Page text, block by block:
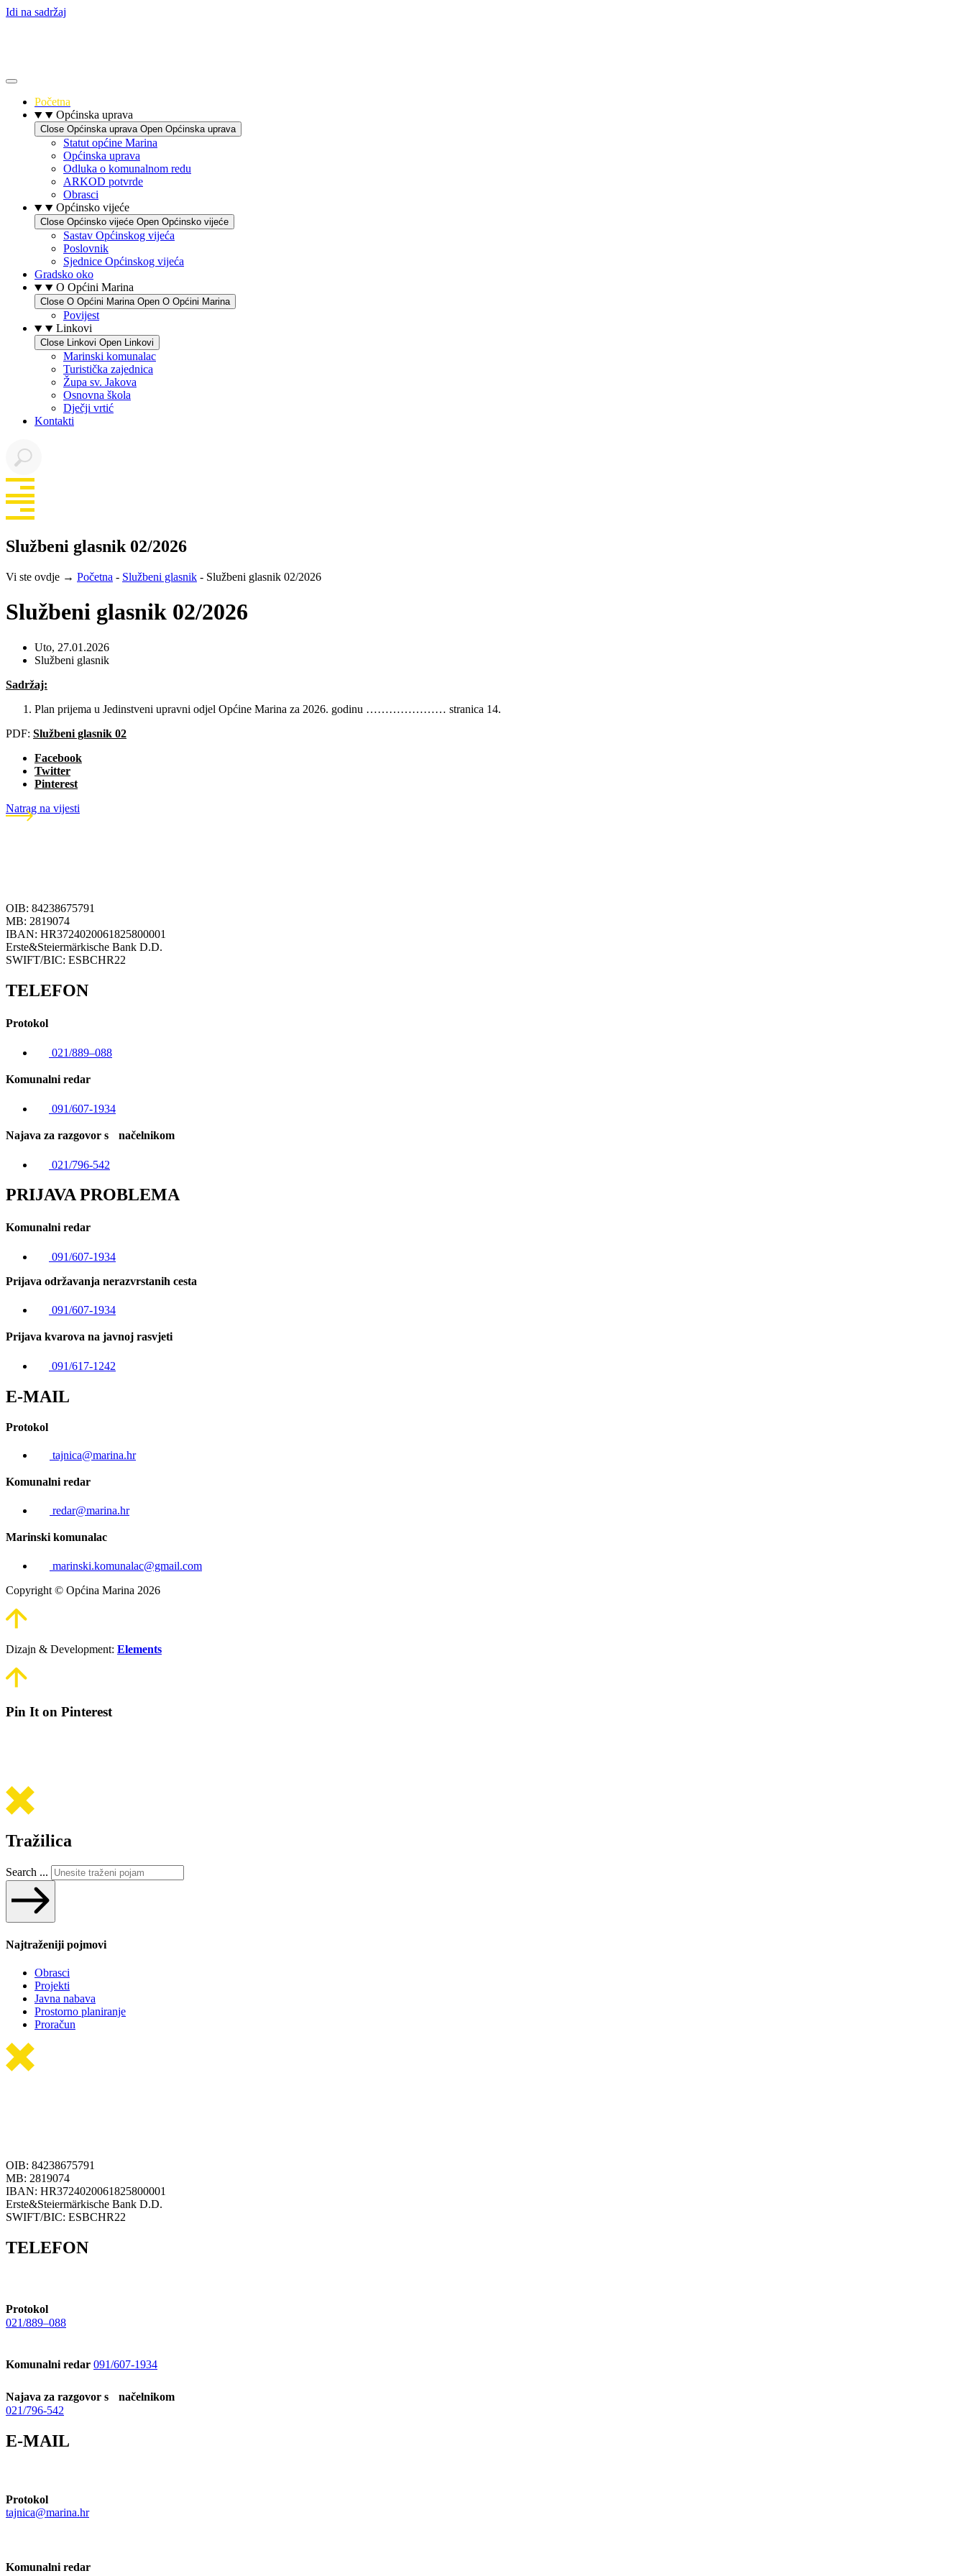
Idi na sadržaj
Početna
Općinska uprava
Close Općinska uprava Open Općinska uprava
Statut općine Marina
Općinska uprava
Odluka o komunalnom redu
ARKOD potvrde
Obrasci
Općinsko vijeće
Close Općinsko vijeće Open Općinsko vijeće
Sastav Općinskog vijeća
Poslovnik
Sjednice Općinskog vijeća
Gradsko oko
O Općini Marina
Close O Općini Marina Open O Općini Marina
Povijest
Linkovi
Close Linkovi Open Linkovi
Marinski komunalac
Turistička zajednica
Župa sv. Jakova
Osnovna škola
Dječji vrtić
Kontakti
Službeni glasnik 02/2026
Vi ste ovdje → Početna - Službeni glasnik - Službeni glasnik 02/2026
Službeni glasnik 02/2026
Uto, 27.01.2026
Službeni glasnik
Sadržaj:
Plan prijema u Jedinstveni upravni odjel Općine Marina za 2026. godinu ………………… stranica 14.
PDF: Službeni glasnik 02
Facebook
Twitter
Pinterest
Natrag na vijesti
OIB: 84238675791
MB: 2819074
IBAN: HR3724020061825800001
Erste&Steiermärkische Bank D.D.
SWIFT/BIC: ESBCHR22
TELEFON
Protokol
021/889–088
Komunalni redar
091/607-1934
Najava za razgovor s načelnikom
021/796-542
PRIJAVA PROBLEMA
Komunalni redar
091/607-1934
Prijava održavanja nerazvrstanih cesta
091/607-1934
Prijava kvarova na javnoj rasvjeti
091/617-1242
E-MAIL
Protokol
tajnica@marina.hr
Komunalni redar
redar@marina.hr
Marinski komunalac
marinski.komunalac@gmail.com
Copyright © Općina Marina 2026
Dizajn & Development: Elements
Pin It on Pinterest
Tražilica
Search ...
Najtraženiji pojmovi
Obrasci
Projekti
Javna nabava
Prostorno planiranje
Proračun
OIB: 84238675791
MB: 2819074
IBAN: HR3724020061825800001
Erste&Steiermärkische Bank D.D.
SWIFT/BIC: ESBCHR22
TELEFON
Protokol
021/889–088
Komunalni redar 091/607-1934
Najava za razgovor s načelnikom
021/796-542
E-MAIL
Protokol
tajnica@marina.hr
Komunalni redar